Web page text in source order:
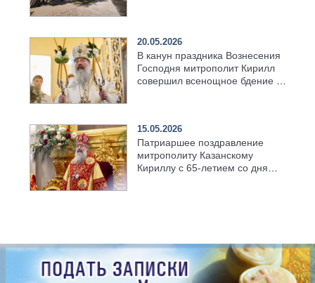
20.05.2026
В канун праздника Вознесения
Господня митрополит Кирилл
совершил всенощное бдение в
15.05.2026
Патриаршее поздравление
митрополиту Казанскому
Кириллу с 65-летием со дня